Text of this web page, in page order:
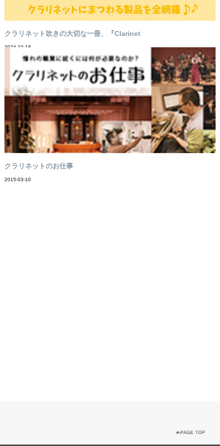
クラリネット吹きの大切な一冊、『Clarinet
2024-10-18
クラリネットのお仕事
2015-03-10